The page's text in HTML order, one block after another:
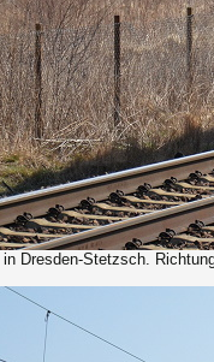
in Dresden-Stetzsch.